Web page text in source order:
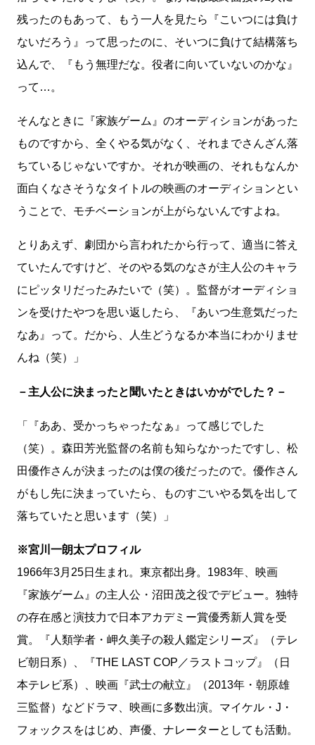
残ったのもあって、もう一人を見たら『こいつには負け
ないだろう』って思ったのに、そいつに負けて結構落ち
込んで、『もう無理だな。役者に向いていないのかな』
って…。
そんなときに『家族ゲーム』のオーディションがあった
ものですから、全くやる気がなく、それまでさんざん落
ちているじゃないですか。それが映画の、それもなんか
面白くなさそうなタイトルの映画のオーディションとい
うことで、モチベーションが上がらないんですよね。
とりあえず、劇団から言われたから行って、適当に答え
ていたんですけど、そのやる気のなさが主人公のキャラ
にピッタリだったみたいで（笑）。監督がオーディショ
ンを受けたやつを思い返したら、『あいつ生意気だった
なあ』って。だから、人生どうなるか本当にわかりませ
んね（笑）」
－主人公に決まったと聞いたときはいかがでした？－
「『ああ、受かっちゃったなぁ』って感じでした
（笑）。森田芳光監督の名前も知らなかったですし、松
田優作さんが決まったのは僕の後だったので。優作さん
がもし先に決まっていたら、ものすごいやる気を出して
落ちていたと思います（笑）」
※宮川一朗太プロフィル
1966年3月25日生まれ。東京都出身。1983年、映画
『家族ゲーム』の主人公・沼田茂之役でデビュー。独特
の存在感と演技力で日本アカデミー賞優秀新人賞を受
賞。『人類学者・岬久美子の殺人鑑定シリーズ』（テレ
ビ朝日系）、『THE LAST COP／ラストコップ』（日
本テレビ系）、映画『武士の献立』（2013年・朝原雄
三監督）などドラマ、映画に多数出演。マイケル・J・
フォックスをはじめ、声優、ナレーターとしても活動。